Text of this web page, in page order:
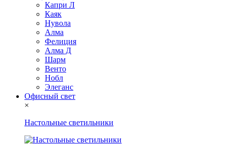
Капри Л
Каяк
Нувола
Алма
Фелиция
Алма Д
Шарм
Венто
Нобл
Элеганс
Офисный свет
×
Настольные светильники